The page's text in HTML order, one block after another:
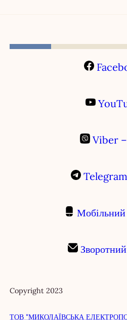
Viber
Мобільний
Зворотний
Copyright 2023
ТОВ "МИКОЛАЇВСЬКА